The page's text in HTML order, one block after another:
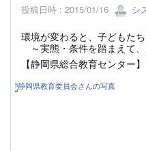
投稿日時 : 2015/01/16 シ
環境が変わると、子どもた
～実態・条件を踏まえて、
【静岡県総合教育センター】